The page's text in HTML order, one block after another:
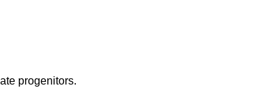
progenitors.